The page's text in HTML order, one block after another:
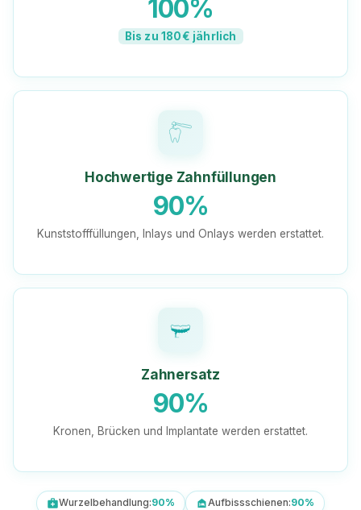
100%
Bis zu 180€ jährlich
Hochwertige Zahnfüllungen
90%
Kunststofffüllungen, Inlays und Onlays werden erstattet.
Zahnersatz
90%
Kronen, Brücken und Implantate werden erstattet.
medical_servicesWurzelbehandlung:90% night_shelterAufbissschienen:90%